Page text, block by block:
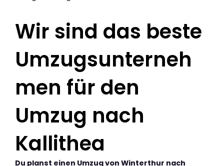
Wir sind das beste
Umzugsunterneh
men für den
Umzug nach
Kallithea
Du planst einen Umzug von Winterthur nach